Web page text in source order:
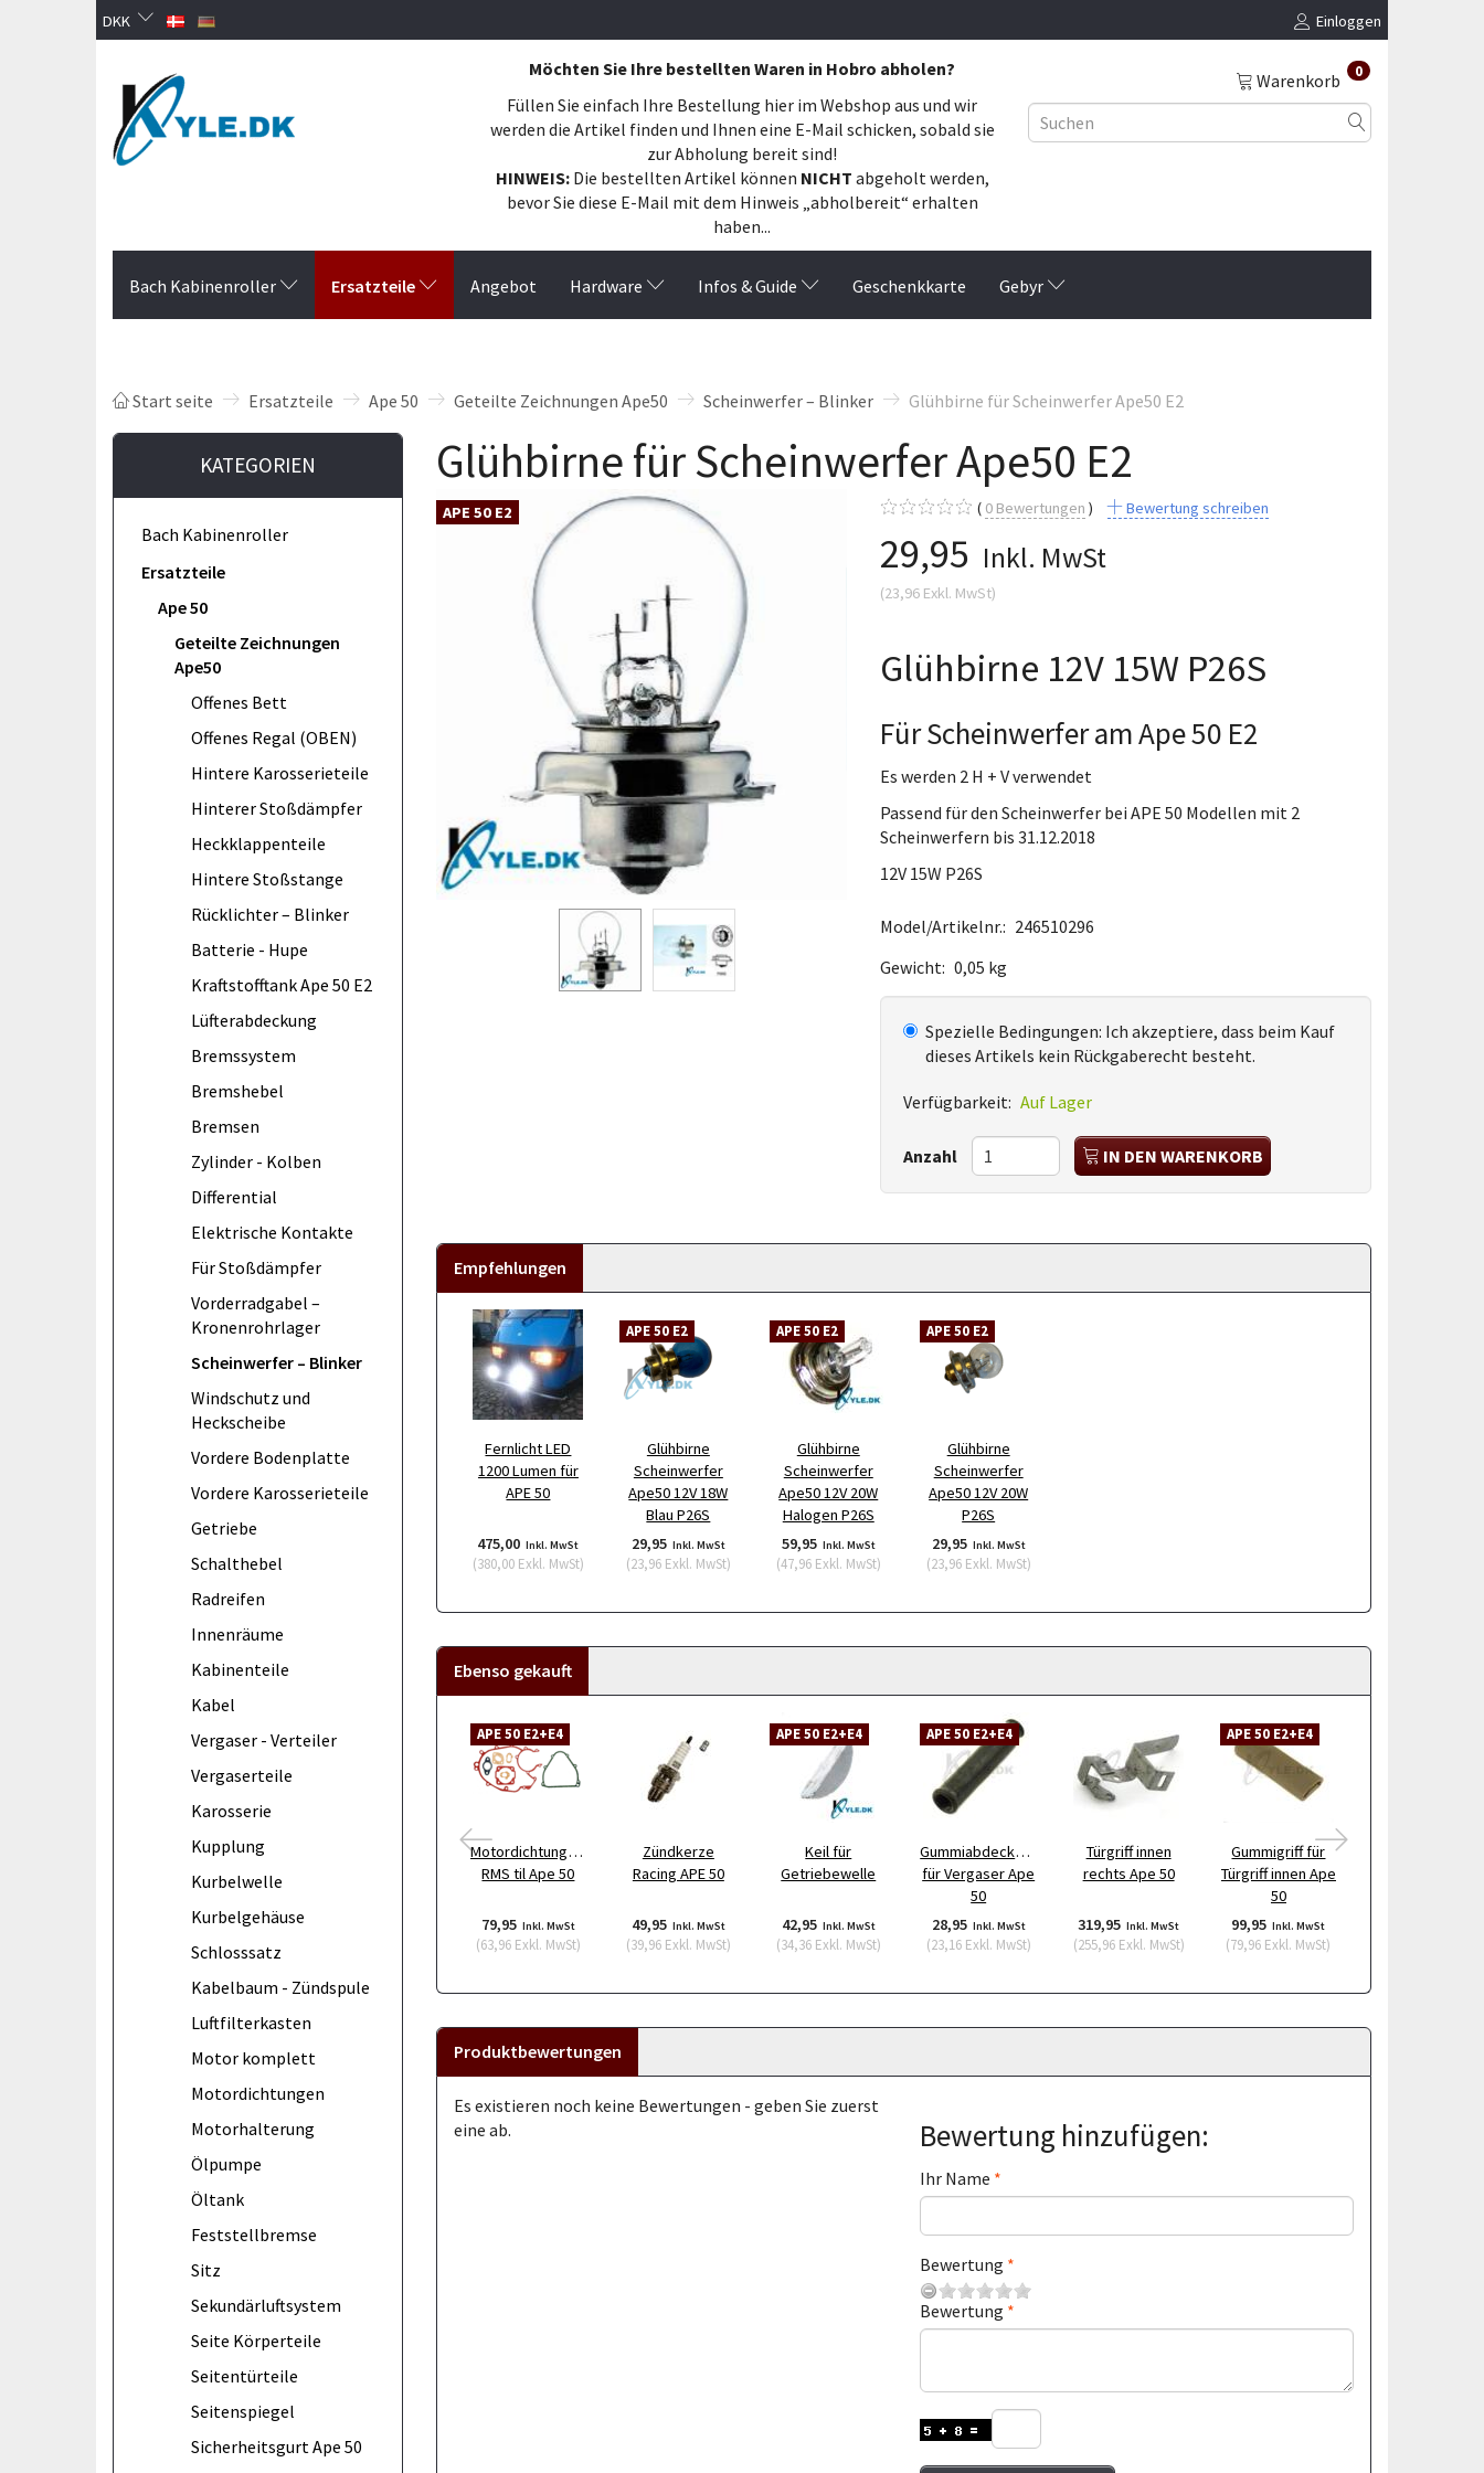
DKK Einloggen
Möchten Sie Ihre bestellten Waren in Hobro abholen?
Füllen Sie einfach Ihre Bestellung hier im Webshop aus und wir
werden die Artikel finden und Ihnen eine E-Mail schicken, sobald sie
zur Abholung bereit sind!
HINWEIS:Die bestellten Artikel können NICHT abgeholt werden,
bevor Sie diese E-Mail mit dem Hinweis „abholbereit“ erhalten
haben...
Warenkorb 0
Bach Kabinenroller Ersatzteile Angebot Hardware Infos & Guide Geschenkkarte Gebyr
Start seite Ersatzteile Ape 50 Geteilte Zeichnungen Ape50 Scheinwerfer – Blinker Glühbirne für Scheinwerfer Ape50 E2
KATEGORIEN
Bach Kabinenroller
Ersatzteile
Ape 50
Geteilte Zeichnungen
Ape50
Offenes Bett
Offenes Regal (OBEN)
Hintere Karosserieteile
Hinterer Stoßdämpfer
Heckklappenteile
Hintere Stoßstange
Rücklichter – Blinker
Batterie - Hupe
Kraftstofftank Ape 50 E2
Lüfterabdeckung
Bremssystem
Bremshebel
Bremsen
Zylinder - Kolben
Differential
Elektrische Kontakte
Für Stoßdämpfer
Vorderradgabel –
Kronenrohrlager
Scheinwerfer – Blinker
Windschutz und
Heckscheibe
Vordere Bodenplatte
Vordere Karosserieteile
Getriebe
Schalthebel
Radreifen
Innenräume
Kabinenteile
Kabel
Vergaser - Verteiler
Vergaserteile
Karosserie
Kupplung
Kurbelwelle
Kurbelgehäuse
Schlosssatz
Kabelbaum - Zündspule
Luftfilterkasten
Motor komplett
Motordichtungen
Motorhalterung
Ölpumpe
Öltank
Feststellbremse
Sitz
Sekundärluftsystem
Seite Körperteile
Seitentürteile
Seitenspiegel
Sicherheitsgurt Ape 50
Glühbirne für Scheinwerfer Ape50 E2
APE 50 E2 0Bewertungen Bewertung schreiben
29,95 Inkl. MwSt
(23,96Exkl. MwSt)
Glühbirne 12V 15W P26S
Für Scheinwerfer am Ape 50 E2
Es werden 2 H + V verwendet
Passend für den Scheinwerfer bei APE 50 Modellen mit 2
Scheinwerfern bis 31.12.2018
12V 15W P26S
Model/Artikelnr.: 246510296
Gewicht: 0,05 kg
Spezielle Bedingungen: Ich akzeptiere, dass beim Kauf
dieses Artikels kein Rückgaberecht besteht.
Verfügbarkeit: Auf Lager
Anzahl IN DEN WARENKORB
Empfehlungen
Fernlicht LED
1200 Lumen für
APE 50
475,00 Inkl. MwSt
(380,00Exkl. MwSt)
APE 50 E2
Glühbirne
Scheinwerfer
Ape50 12V 18W
Blau P26S
29,95 Inkl. MwSt
(23,96Exkl. MwSt)
APE 50 E2
Glühbirne
Scheinwerfer
Ape50 12V 20W
Halogen P26S
59,95 Inkl. MwSt
(47,96Exkl. MwSt)
APE 50 E2
Glühbirne
Scheinwerfer
Ape50 12V 20W
P26S
29,95 Inkl. MwSt
(23,96Exkl. MwSt)
Ebenso gekauft
APE 50 E2+E4
Motordichtungssatz
RMS til Ape 50
79,95 Inkl. MwSt
(63,96Exkl. MwSt)
Zündkerze
Racing APE 50
49,95 Inkl. MwSt
(39,96Exkl. MwSt)
APE 50 E2+E4
Keil für
Getriebewelle
42,95 Inkl. MwSt
(34,36Exkl. MwSt)
APE 50 E2+E4
Gummiabdeckung
für Vergaser Ape
50
28,95 Inkl. MwSt
(23,16Exkl. MwSt)
Türgriff innen
rechts Ape 50
319,95 Inkl. MwSt
(255,96Exkl. MwSt)
APE 50 E2+E4
Gummigriff für
Türgriff innen Ape
50
99,95 Inkl. MwSt
(79,96 Exkl. MwSt)
Produktbewertungen
Es existieren noch keine Bewertungen - geben Sie zuerst
eine ab.
Bewertung hinzufügen:
Ihr Name
Bewertung
Bewertung